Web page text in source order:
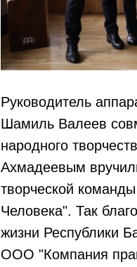
Руководитель
Шамиль Валеев
народного
Ахмадеевым
творческой
Человека". Так
жизни Республики
ООО "Компания